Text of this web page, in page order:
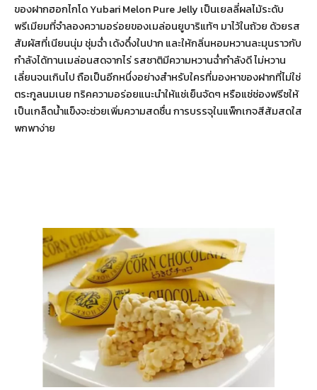
ของฝากฮอกไกโด Yubari Melon Pure Jelly เป็นเยลลี่ผลไม้ระดับ
พรีเมียมที่จำลองความอร่อยของเมล่อนยูบาริแท้ๆ มาไว้ในถ้วย ด้วยรส
สัมผัสที่เนียนนุ่ม ชุ่มฉ่ำ เด้งดึ๋งในปาก และให้กลิ่นหอมหวานละมุนราวกับ
กำลังได้ทานเมล่อนสดจากไร่ รสชาติมีความหวานฉ่ำกำลังดี ไม่หวาน
เลี่ยนจนเกินไป ถือเป็นอีกหนึ่งอย่างสำหรับใครที่มองหาของฝากที่ไม่ใช่
ตระกูลนมเนย ทริคความอร่อยแนะนำให้แช่เย็นจัดๆ หรือแช่ช่องฟรีซให้
เป็นเกล็ดน้ำแข็งจะช่วยเพิ่มความสดชื่น การบรรจุในแพ็กเกจสีส้มสดใส
พกพาง่าย